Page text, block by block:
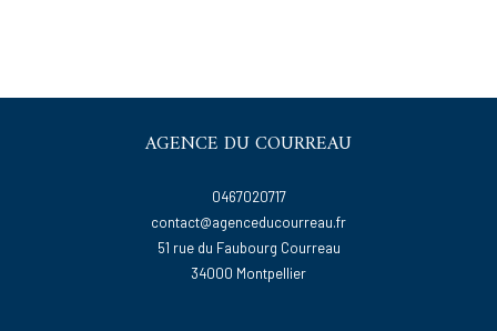
AGENCE DU COURREAU
0467020717
contact@agenceducourreau.fr
51 rue du Faubourg Courreau
34000
montpellier